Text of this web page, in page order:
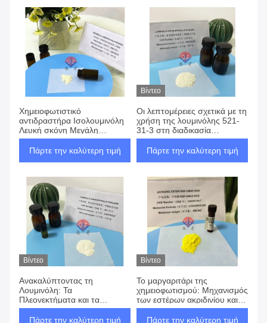
Χημειοφωτιστικό
αντιδραστήρα Ισολουμινόλη
Λευκή σκόνη Μεγάλη
καθαρότητα ≥99%
Πάρτε την καλύτερη τιμή
Βίντεο
Οι λεπτομέρειες σχετικά με τη
χρήση της λουμινόλης 521-
31-3 στη διαδικασία
επίσημης έρευνας δεν
μπορούν να αγνοηθούν.
Πάρτε την καλύτερη τιμή
Βίντεο
Ανακαλύπτοντας τη
Λουμινόλη: Τα
Πλεονεκτήματα και τα
Μειονεκτήματα της
Ανίχνευσης Λημίδων Αίματος
Πάρτε την καλύτερη τιμή
Βίντεο
Το μαργαριτάρι της
χημειοφωτισμού: Μηχανισμός
των εστέρων ακριδινίου και
ανάλυση των
πλεονεκτημάτων
Πάρτε την καλύτερη τιμή